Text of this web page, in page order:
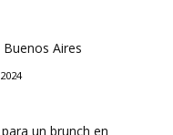
Aires
un brunch en